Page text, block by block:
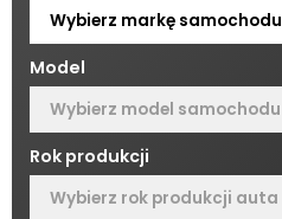
Wybierz markę samochodu
Model
Wybierz model samochodu
Rok produkcji
Wybierz rok produkcji auta